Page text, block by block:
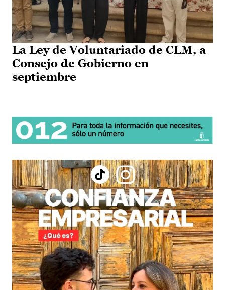
La Ley de Voluntariado de CLM, a
Consejo de Gobierno en
septiembre